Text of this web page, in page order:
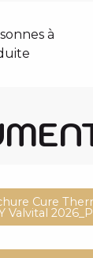
à
Cure
Valvital